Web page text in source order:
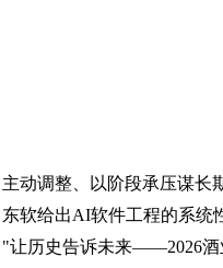
主动调整、以阶段承压谋长
东软给出AI软件工程的系统
"让历史告诉未来——2026酒